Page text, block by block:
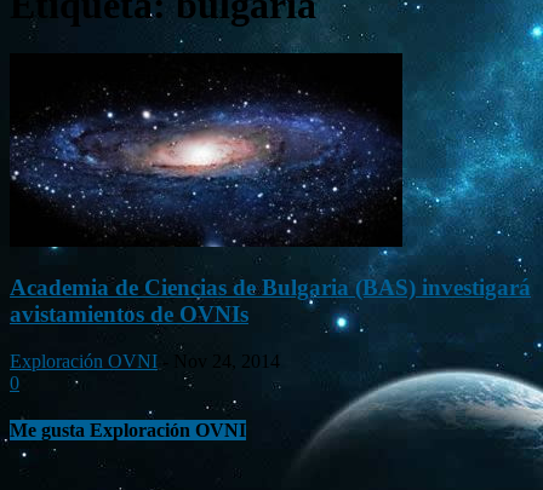
Academia de Ciencias de Bulgaria (BAS) investigará
avistamientos de OVNIs
Exploración OVNI
Nov 24, 2014
0
Me gusta Exploración OVNI